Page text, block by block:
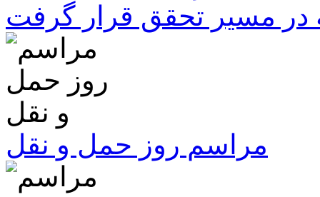
در مسیر تحقق قرار گرفت
مراسم روز حمل و نقل